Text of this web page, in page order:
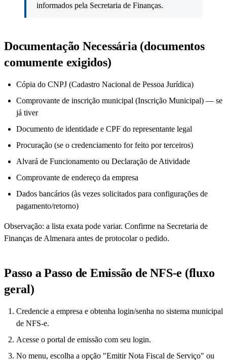
informados pela Secretaria de Finanças.
Documentação Necessária (documentos
comumente exigidos)
Cópia do CNPJ (Cadastro Nacional de Pessoa Jurídica)
Comprovante de inscrição municipal (Inscrição Municipal) — se
já tiver
Documento de identidade e CPF do representante legal
Procuração (se o credenciamento for feito por terceiros)
Alvará de Funcionamento ou Declaração de Atividade
Comprovante de endereço da empresa
Dados bancários (às vezes solicitados para configurações de
pagamento/retorno)
Observação: a lista exata pode variar. Confirme na Secretaria de
Finanças de Almenara antes de protocolar o pedido.
Passo a Passo de Emissão de NFS-e (fluxo
geral)
Credencie a empresa e obtenha login/senha no sistema municipal
de NFS-e.
Acesse o portal de emissão com seu login.
No menu, escolha a opção "Emitir Nota Fiscal de Serviço" ou